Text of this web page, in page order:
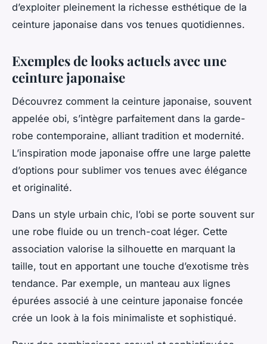
d’exploiter pleinement la richesse esthétique de la
ceinture japonaise dans vos tenues quotidiennes.
Exemples de looks actuels avec une
ceinture japonaise
Découvrez comment la ceinture japonaise, souvent
appelée obi, s’intègre parfaitement dans la garde-
robe contemporaine, alliant tradition et modernité.
L’inspiration mode japonaise offre une large palette
d’options pour sublimer vos tenues avec élégance
et originalité.
Dans un style urbain chic, l’obi se porte souvent sur
une robe fluide ou un trench-coat léger. Cette
association valorise la silhouette en marquant la
taille, tout en apportant une touche d’exotisme très
tendance. Par exemple, un manteau aux lignes
épurées associé à une ceinture japonaise foncée
crée un look à la fois minimaliste et sophistiqué.